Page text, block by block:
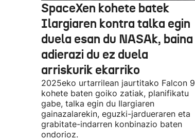
SpaceXen kohete batek
Ilargiaren kontra talka egin
duela esan du NASAk, baina
adierazi du ez duela
arriskurik ekarriko
2025eko urtarrilean jaurtitako Falcon 9
kohete baten goiko zatiak, planifikatu
gabe, talka egin du Ilargiaren
gainazalarekin, eguzki-jardueraren eta
grabitate-indarren konbinazio baten
ondorioz.